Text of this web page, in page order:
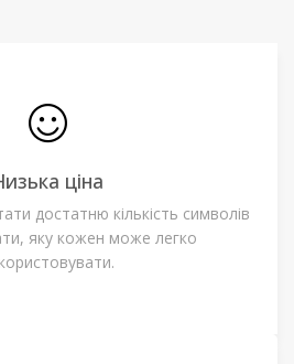
ціна
достатню кількість символів
яку кожен може легко